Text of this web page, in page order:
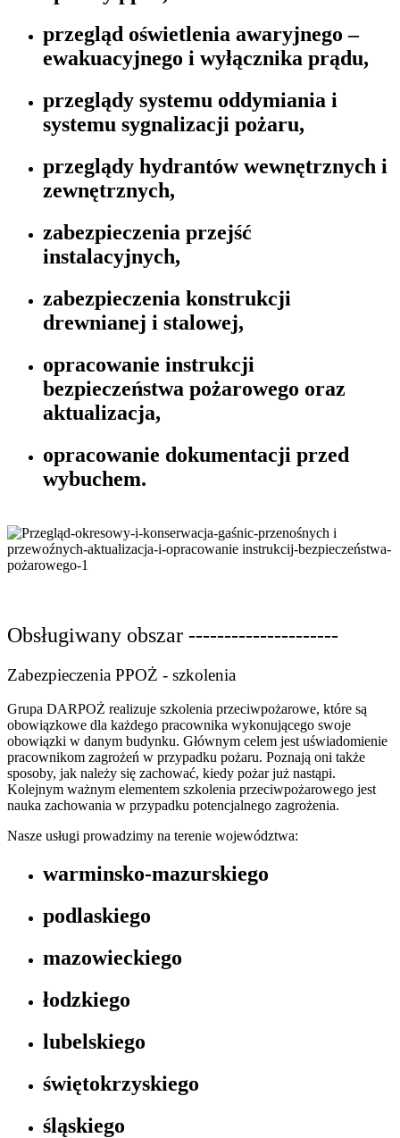
przegląd oświetlenia awaryjnego –
ewakuacyjnego i wyłącznika prądu,
przeglądy systemu oddymiania i
systemu sygnalizacji pożaru,
przeglądy hydrantów wewnętrznych i
zewnętrznych,
zabezpieczenia przejść
instalacyjnych,
zabezpieczenia konstrukcji
drewnianej i stalowej,
opracowanie instrukcji
bezpieczeństwa pożarowego oraz
aktualizacja,
opracowanie dokumentacji przed
wybuchem.
Obsługiwany obszar ---------------------
Zabezpieczenia PPOŻ - szkolenia
Grupa DARPOŻ realizuje szkolenia przeciwpożarowe, które są
obowiązkowe dla każdego pracownika wykonującego swoje
obowiązki w danym budynku. Głównym celem jest uświadomienie
pracownikom zagrożeń w przypadku pożaru. Poznają oni także
sposoby, jak należy się zachować, kiedy pożar już nastąpi.
Kolejnym ważnym elementem szkolenia przeciwpożarowego jest
nauka zachowania w przypadku potencjalnego zagrożenia.
Nasze usługi prowadzimy na terenie województwa:
warminsko-mazurskiego
podlaskiego
mazowieckiego
łodzkiego
lubelskiego
świętokrzyskiego
śląskiego